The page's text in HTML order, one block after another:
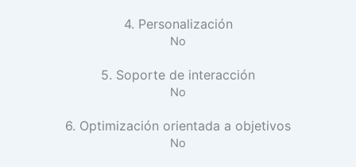
4. Personalización
No
5. Soporte de interacción
No
6. Optimización orientada a objetivos
No